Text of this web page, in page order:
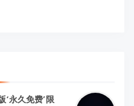
‘永久免费’限